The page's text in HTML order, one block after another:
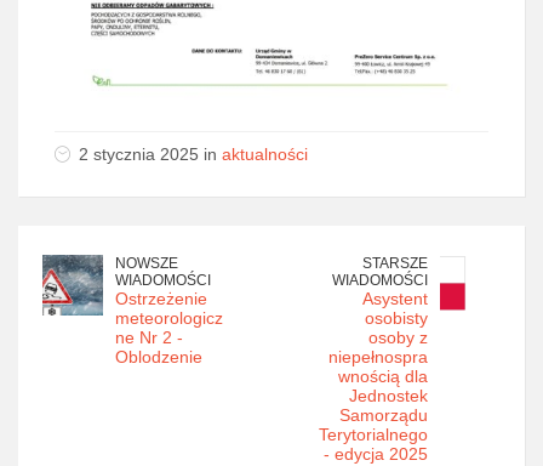
2 stycznia 2025 in aktualności
NOWSZE
WIADOMOŚCI
Ostrzeżenie
meteorologicz
ne Nr 2 -
Oblodzenie
STARSZE
WIADOMOŚCI
Asystent
osobisty
osoby z
niepełnospra
wnością dla
Jednostek
Samorządu
Terytorialnego
- edycja 2025